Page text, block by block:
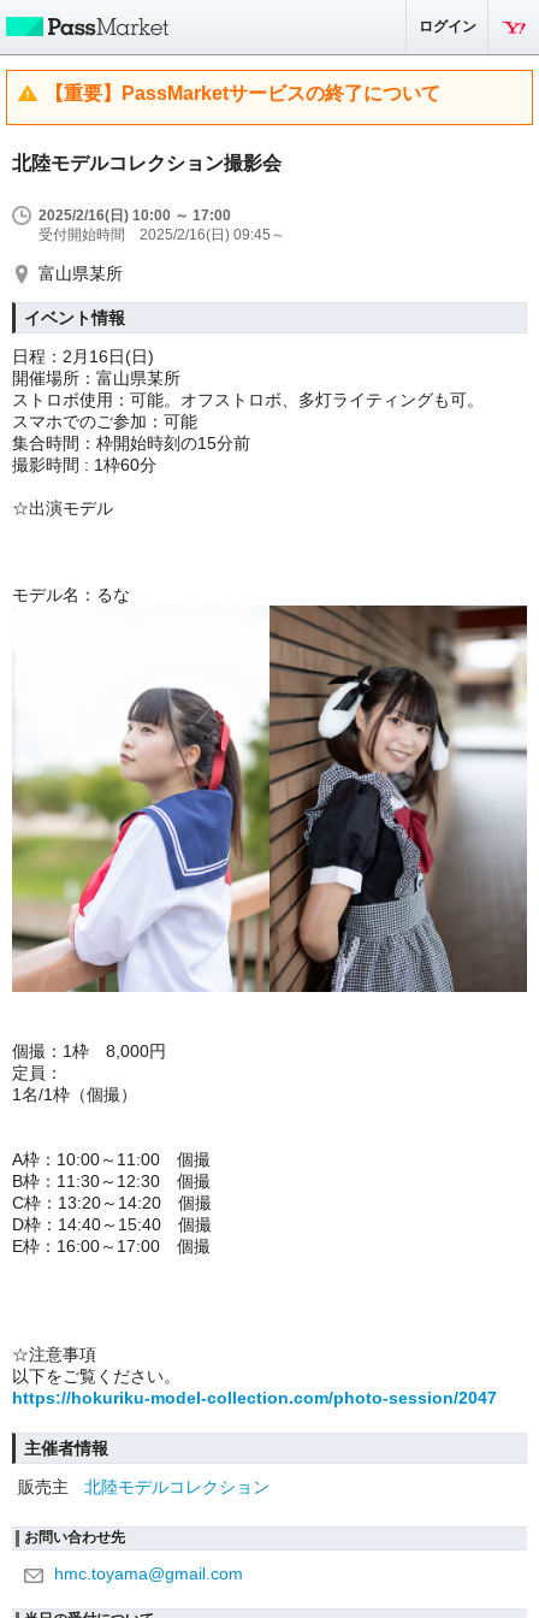
ログイン
【重要】PassMarketサービスの終了について
北陸モデルコレクション撮影会
2025/2/16(日) 10:00 ～ 17:00
受付開始時間 2025/2/16(日) 09:45～
富山県某所
イベント情報
日程：2月16日(日)
開催場所：富山県某所
ストロボ使用：可能。オフストロボ、多灯ライティングも可。
スマホでのご参加：可能
集合時間：枠開始時刻の15分前
撮影時間 : 1枠60分
☆出演モデル
モデル名：るな
個撮：1枠 8,000円
定員：
1名/1枠（個撮）
A枠：10:00～11:00 個撮
B枠：11:30～12:30 個撮
C枠：13:20～14:20 個撮
D枠：14:40～15:40 個撮
E枠：16:00～17:00 個撮
☆注意事項
以下をご覧ください。
https://hokuriku-model-collection.com/photo-session/2047
主催者情報
販売主
北陸モデルコレクション
お問い合わせ先
hmc.toyama@gmail.com